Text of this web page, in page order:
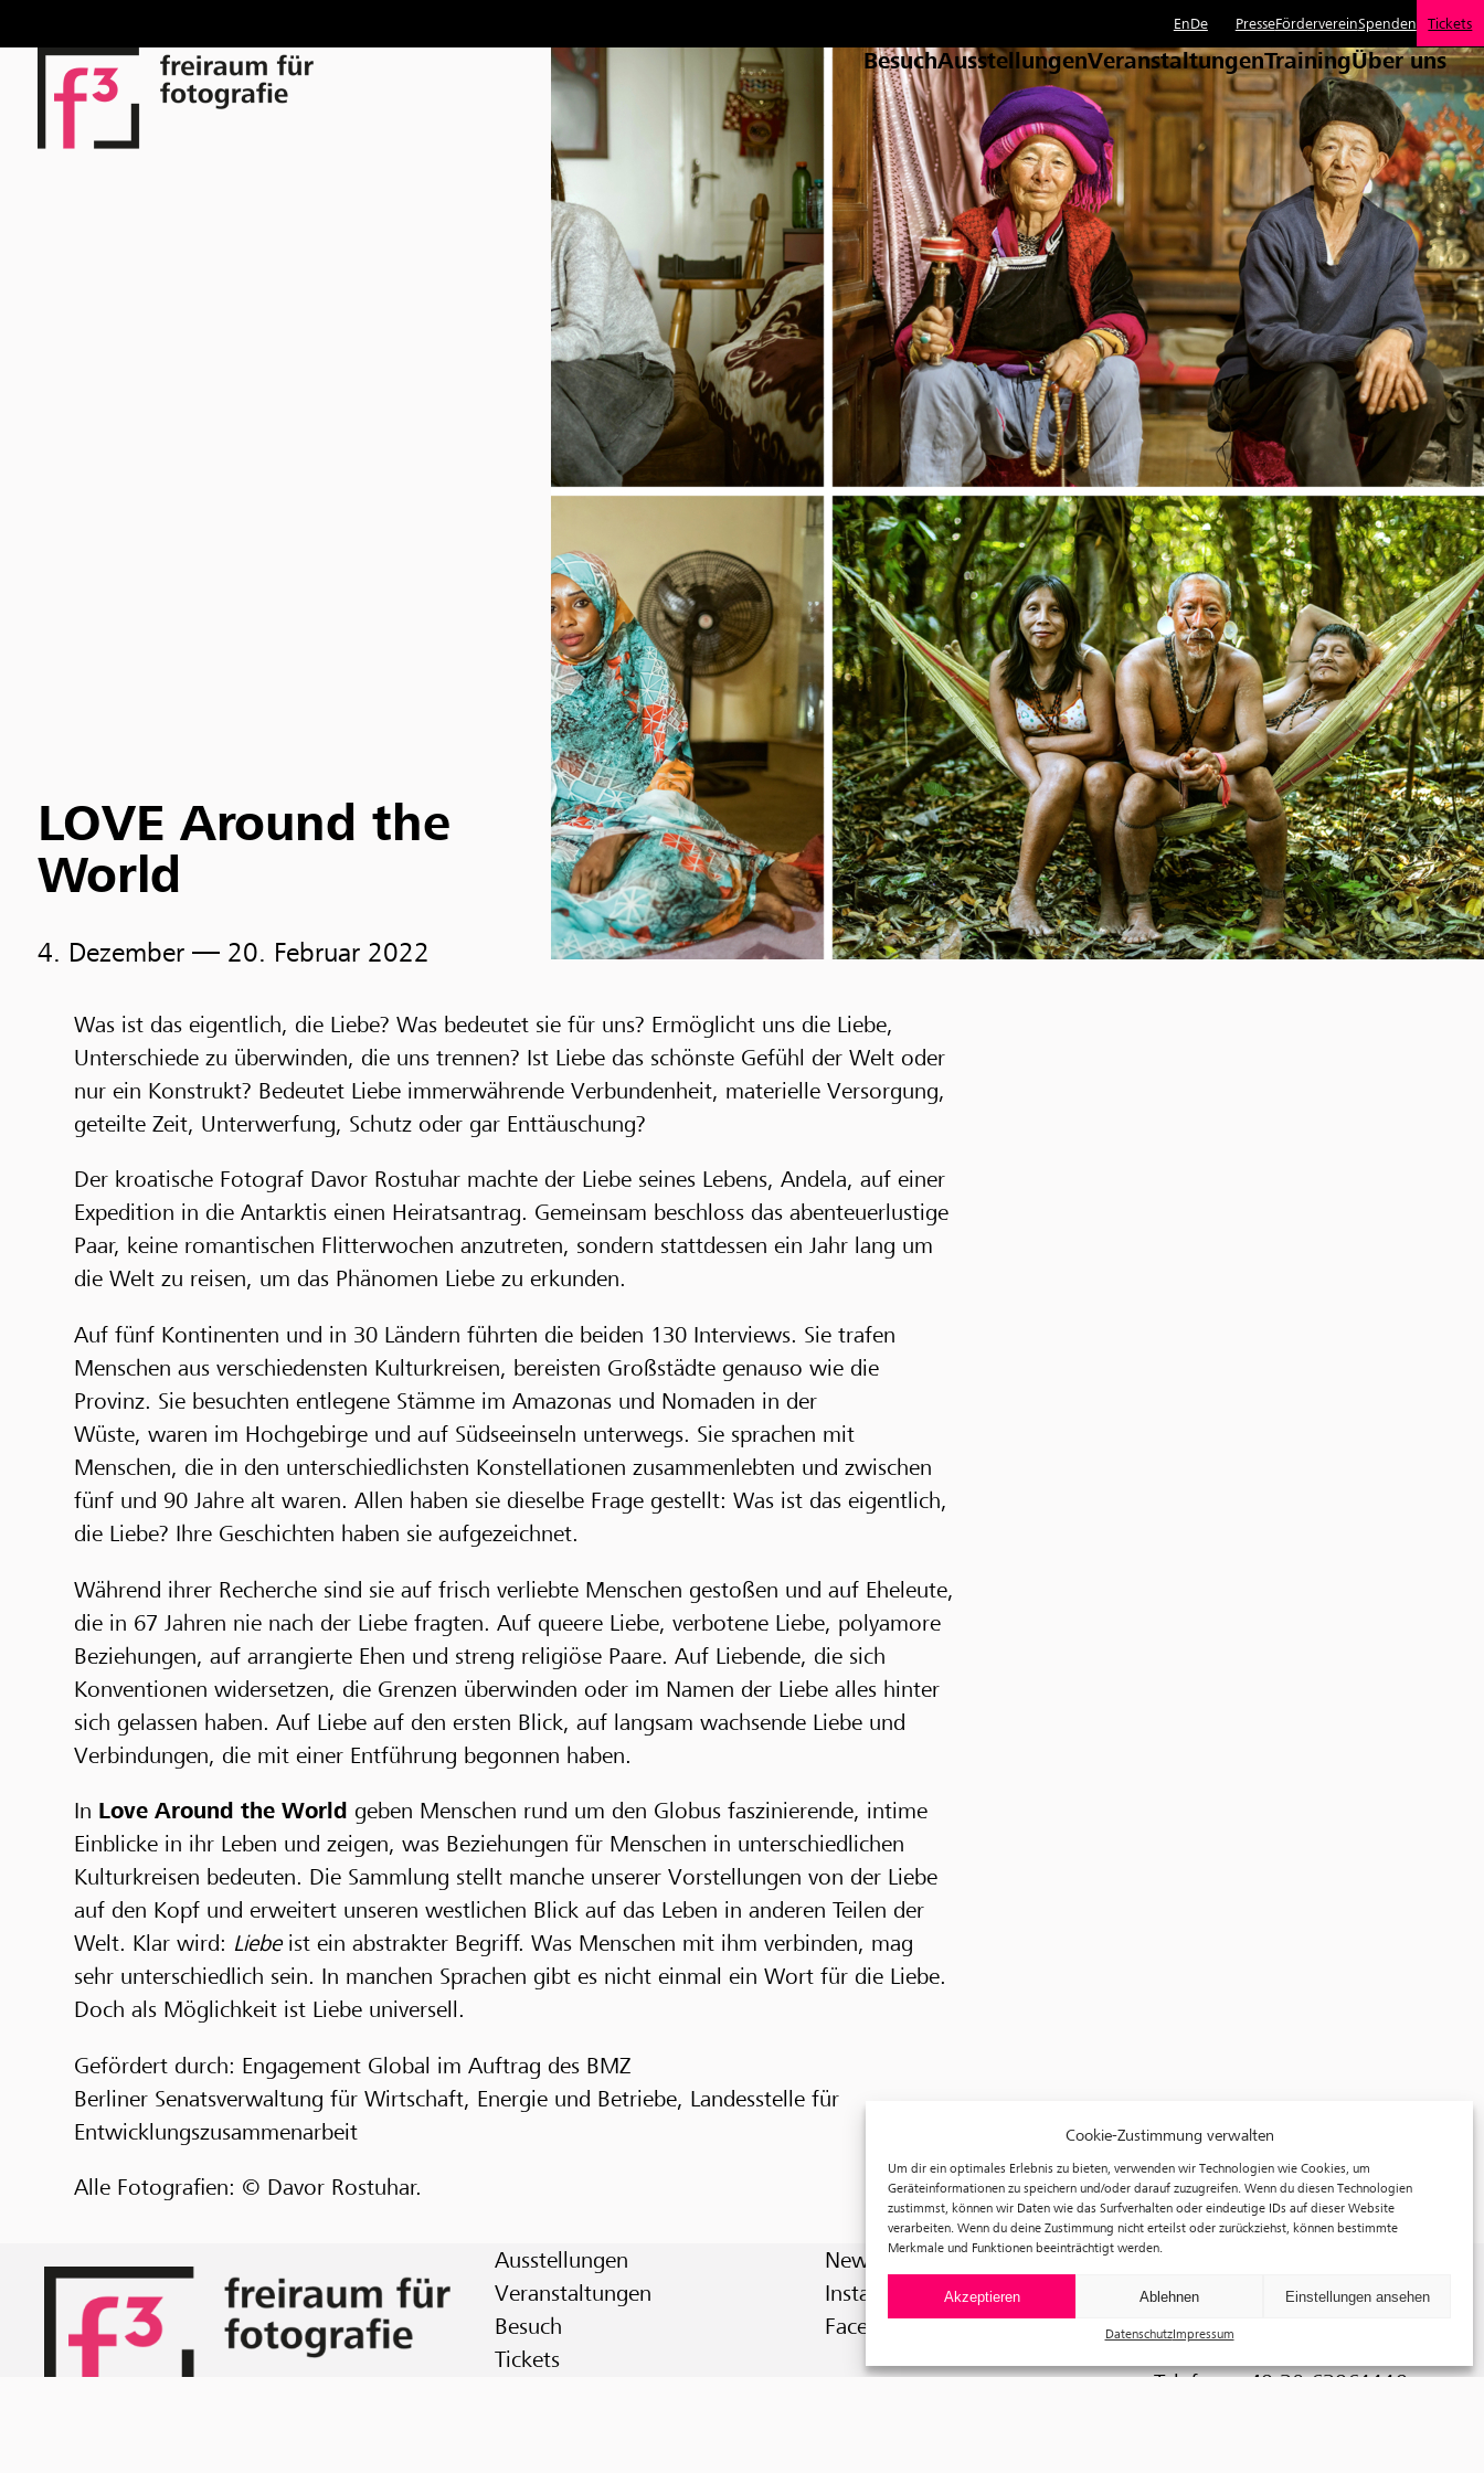
Cookie-Zustimmung verwalten
Um dir ein optimales Erlebnis zu bieten, verwenden wir Technologien wie Cookies, um
Geräteinformationen zu speichern und/oder darauf zuzugreifen. Wenn du diesen Technologien
zustimmst, können wir Daten wie das Surfverhalten oder eindeutige IDs auf dieser Website
verarbeiten. Wenn du deine Zustimmung nicht erteilst oder zurückziehst, können bestimmte
Merkmale und Funktionen beeinträchtigt werden.
Akzeptieren Ablehnen Einstellungen ansehen
DatenschutzImpressum
EnDe PresseFördervereinSpenden Tickets
BesuchAusstellungenVeranstaltungenTrainingÜber uns
LOVE Around the
World
4. Dezember — 20. Februar 2022
Was ist das eigentlich, die Liebe? Was bedeutet sie für uns? Ermöglicht uns die Liebe,
Unterschiede zu überwinden, die uns trennen? Ist Liebe das schönste Gefühl der Welt oder
nur ein Konstrukt? Bedeutet Liebe immerwährende Verbundenheit, materielle Versorgung,
geteilte Zeit, Unterwerfung, Schutz oder gar Enttäuschung?
Der kroatische Fotograf Davor Rostuhar machte der Liebe seines Lebens, Andela, auf einer
Expedition in die Antarktis einen Heiratsantrag. Gemeinsam beschloss das abenteuerlustige
Paar, keine romantischen Flitterwochen anzutreten, sondern stattdessen ein Jahr lang um
die Welt zu reisen, um das Phänomen Liebe zu erkunden.
Auf fünf Kontinenten und in 30 Ländern führten die beiden 130 Interviews. Sie trafen
Menschen aus verschiedensten Kulturkreisen, bereisten Großstädte genauso wie die
Provinz. Sie besuchten entlegene Stämme im Amazonas und Nomaden in der
Wüste, waren im Hochgebirge und auf Südseeinseln unterwegs. Sie sprachen mit
Menschen, die in den unterschiedlichsten Konstellationen zusammenlebten und zwischen
fünf und 90 Jahre alt waren. Allen haben sie dieselbe Frage gestellt: Was ist das eigentlich,
die Liebe? Ihre Geschichten haben sie aufgezeichnet.
Während ihrer Recherche sind sie auf frisch verliebte Menschen gestoßen und auf Eheleute,
die in 67 Jahren nie nach der Liebe fragten. Auf queere Liebe, verbotene Liebe, polyamore
Beziehungen, auf arrangierte Ehen und streng religiöse Paare. Auf Liebende, die sich
Konventionen widersetzen, die Grenzen überwinden oder im Namen der Liebe alles hinter
sich gelassen haben. Auf Liebe auf den ersten Blick, auf langsam wachsende Liebe und
Verbindungen, die mit einer Entführung begonnen haben.
In Love Around the World geben Menschen rund um den Globus faszinierende, intime
Einblicke in ihr Leben und zeigen, was Beziehungen für Menschen in unterschiedlichen
Kulturkreisen bedeuten. Die Sammlung stellt manche unserer Vorstellungen von der Liebe
auf den Kopf und erweitert unseren westlichen Blick auf das Leben in anderen Teilen der
Welt. Klar wird: Liebeist ein abstrakter Begriff. Was Menschen mit ihm verbinden, mag
sehr unterschiedlich sein. In manchen Sprachen gibt es nicht einmal ein Wort für die Liebe.
Doch als Möglichkeit ist Liebe universell.
Gefördert durch: Engagement Global im Auftrag des BMZ
Berliner Senatsverwaltung für Wirtschaft, Energie und Betriebe, Landesstelle für
Entwicklungszusammenarbeit
Alle Fotografien: © Davor Rostuhar.
Ausstellungen
Veranstaltungen
Besuch
Tickets
Newsletter
Instagram
Facebook
10969 Berlin
Telefon: +49 30 63961119